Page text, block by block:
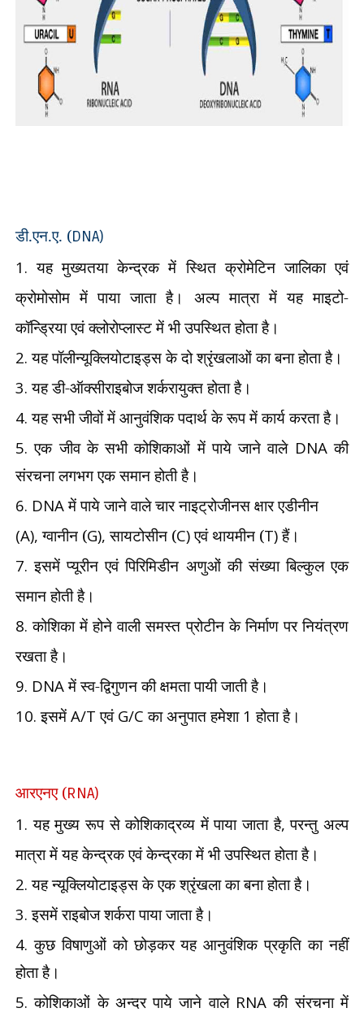
डी.एन.ए. (DNA)
1.यह मुख्यतया केन्द्रक में स्थित क्रोमेटिन जालिका एवं
क्रोमोसोम में पाया जाता है। अल्प मात्रा में यह माइटो-
कॉन्ड्रिया एवं क्लोरोप्लास्ट में भी उपस्थित होता है।
2.यह पॉलीन्यूक्लियोटाइड्स के दो श्रृंखलाओं का बनाहोता है।
3.यह डी-ऑक्सीराइबोज शर्करायुक्त होता है।
4.यह सभी जीवों में आनुवंशिक पदार्थ के रूप में कार्य करता है।
5.एक जीव के सभी कोशिकाओं में पाये जाने वाले DNAकी
संरचना लगभग एक समान होती है।
6. DNAमें पाये जाने वाले चार नाइट्रोजीनस क्षार एडीनीन
(A),ग्वानीन (G),सायटोसीन (C)एवं थायमीन (T)हैं।
7.इसमें प्यूरीन एवं पिरिमिडीन अणुओं की संख्या बिल्कुल एक
समान होती है।
8.कोशिका में होने वाली समस्त प्रोटीन के निर्माण पर नियंत्रण
रखता है।
9. DNAमें स्व-द्विगुणन की क्षमता पायी जाती है।
10.इसमें A/Tएवं G/Cका अनुपात हमेशा 1 होता है।
आरएनए (RNA)
1.यह मुख्य रूप से कोशिकाद्रव्य में पाया जाता है,परन्तु अल्प
मात्रा में यह केन्द्रक एवं केन्द्रका में भी उपस्थित होता है।
2.यह न्यूक्लियोटाइड्स के एक श्रृंखला का बना होता है।
3.इसमें राइबोज शर्करा पाया जाता है।
4.कुछ विषाणुओं को छोड़कर यह आनुवंशिक प्रकृति कानहीं
होता है।
5.कोशिकाओं के अन्दर पाये जाने वाले RNAकी संरचना में